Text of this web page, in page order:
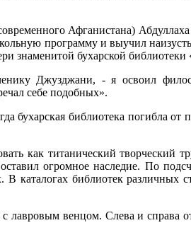
Афганистана)
программу и выучил
знаменитой бухарской
Джузджани, - я освоил
себе подобных».
бухарская библиотека погибла
как титанический творческий
огромное наследие. По
каталогах библиотек
лавровым венцом. Слева и